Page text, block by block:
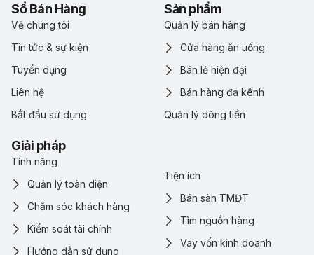
Sổ Bán Hàng
Về chúng tôi
Tin tức & sự kiện
Tuyển dụng
Liên hệ
Bắt đầu sử dụng
Sản phẩm
Quản lý bán hàng
Cửa hàng ăn uống
Bán lẻ hiện đại
Bán hàng đa kênh
Quản lý dòng tiền
Giải pháp
Tính năng
Quản lý toàn diện
Chăm sóc khách hàng
Kiểm soát tài chính
Hướng dẫn sử dụng
Tiện ích
Bán sàn TMĐT
Tìm nguồn hàng
Vay vốn kinh doanh